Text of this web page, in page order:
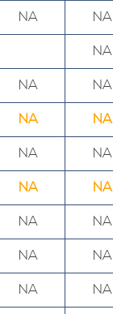
NA NA
NA
NA NA
NA NA
NA NA
NA NA
NA NA
NA NA
NA NA